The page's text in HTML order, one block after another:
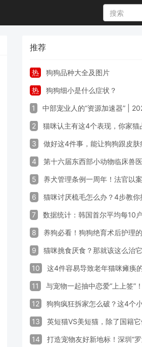
推荐
热 狗狗品种大全及图片
热 狗狗细小是什么症状？
1 中部宠业人的“资源加速器” |
2 猫咪认主有这4个表现，你家猫
3 做好这4件事，能让狗狗跟皮
4 第十六届东西部小动物临床兽
5 养犬管理条例一周年！法官以案
6 猫咪讨厌梳毛怎么办？4步教你
7 数据统计：韩国首尔平均每10
8 养狗必看！狗狗绝育术后护理
9 猫咪挑食厌食？那就该这么治它
10 这4件容易导致老年猫咪瘫痪
11 与宠物一起抽中恋爱“上上签”
12 狗狗疯狂拆家怎么破？这4个
13 英短猫VS美短猫，除了国籍它
14 打造宠物友好新地标！深圳“